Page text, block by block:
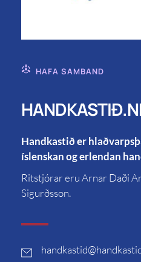
HAFA SAMBAND
Handkastið er
íslenskan og erlendan
Ritstjórar eru Arnar Daði
Sigurðsson.
handkastid